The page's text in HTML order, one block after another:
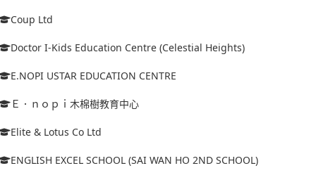
Coup Ltd
Doctor I-Kids Education Centre (Celestial Heights)
E.NOPI USTAR EDUCATION CENTRE
Ｅ．ｎｏｐｉ木棉樹教育中心
Elite & Lotus Co Ltd
ENGLISH EXCEL SCHOOL (SAI WAN HO 2ND SCHOOL)